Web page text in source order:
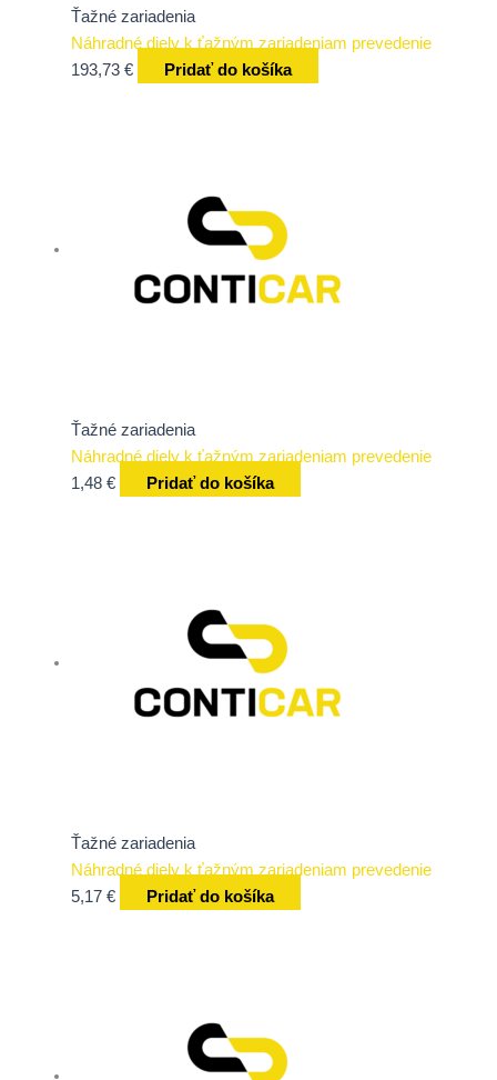
Ťažné zariadenia
Náhradné diely k ťažným zariadeniam prevedenie
193,73 € Pridať do košíka
Ťažné zariadenia
Náhradné diely k ťažným zariadeniam prevedenie
1,48 € Pridať do košíka
Ťažné zariadenia
Náhradné diely k ťažným zariadeniam prevedenie
5,17 € Pridať do košíka